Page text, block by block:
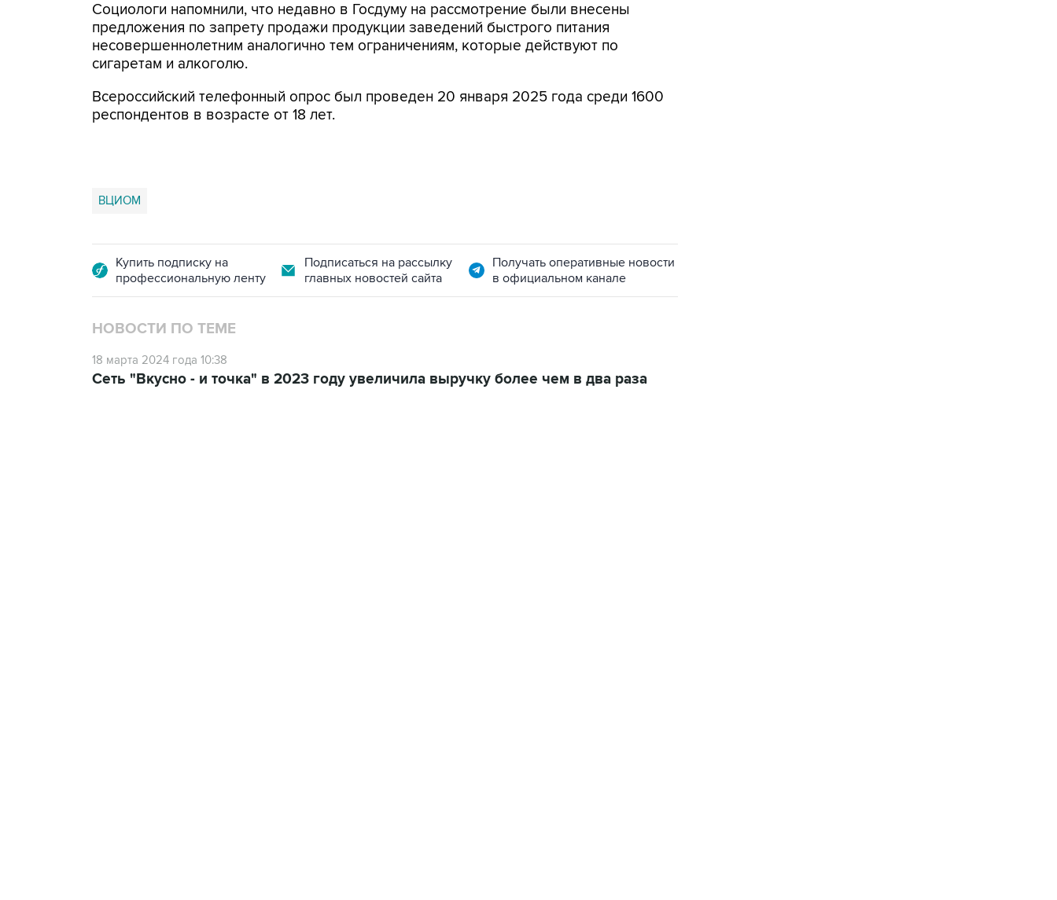
Социологи напомнили, что недавно в Госдуму на рассмотрение были внесены
предложения по запрету продажи продукции заведений быстрого питания
несовершеннолетним аналогично тем ограничениям, которые действуют по
сигаретам и алкоголю.
Всероссийский телефонный опрос был проведен 20 января 2025 года среди 1600
респондентов в возрасте от 18 лет.
ВЦИОМ
Купить подписку на
профессиональную ленту
Подписаться на рассылку
главных новостей сайта
Получать оперативные новости
в официальном канале
НОВОСТИ ПО ТЕМЕ
18 марта 2024 года 10:38
Сеть "Вкусно - и точка" в 2023 году увеличила выручку более чем в два раза